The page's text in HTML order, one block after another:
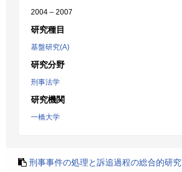
2004 – 2007
研究種目
基盤研究(A)
研究分野
刑事法学
研究機関
一橋大学
刑事事件の処理と訴追過程の総合的研究